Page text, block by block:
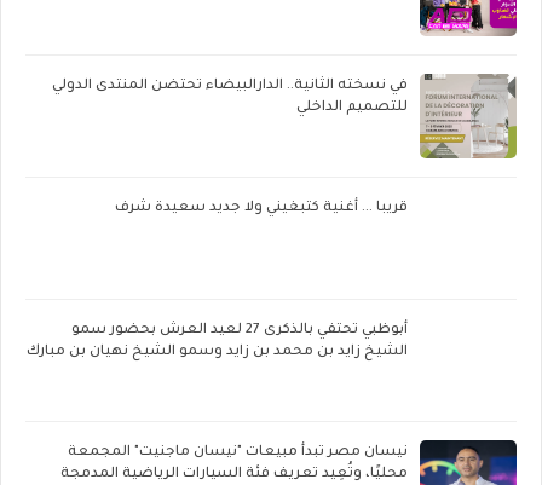
في نسخته الثانية.. الدارالبيضاء تحتضن المنتدى الدولي
للتصميم الداخلي
قريبا ... أغنية كتبغيني ولا جديد سعيدة شرف
أبوظبي تحتفي بالذكرى 27 لعيد العرش بحضور سمو
الشيخ زايد بن محمد بن زايد وسمو الشيخ نهيان بن مبارك
نيسان مصر تبدأ مبيعات "نيسان ماجنيت" المجمعة
محليًا، وتُعِيد تعريف فئة السيارات الرياضية المدمجة